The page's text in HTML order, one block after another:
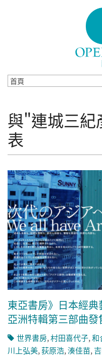
與"連城三紀
表
東亞書房》日本經
亞洲特輯第三部曲
世界書房,村田喜代子,和
川上弘美,荻原浩,湊佳苗,